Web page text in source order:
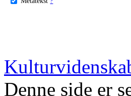
Denne side er